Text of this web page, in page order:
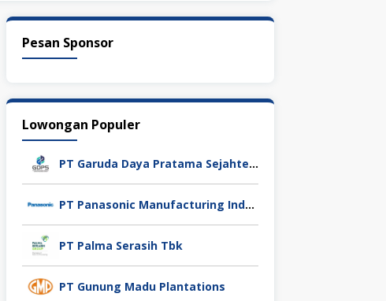
Pesan Sponsor
Lowongan Populer
PT Garuda Daya Pratama Sejahtera
PT Panasonic Manufacturing Indonesia
PT Palma Serasih Tbk
PT Gunung Madu Plantations